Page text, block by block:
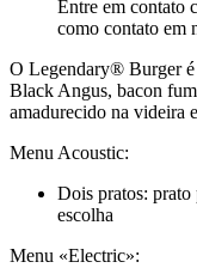
Entre em contato
como contato em
O Legendary® Burger
Black Angus, bacon
amadurecido na videira
Menu Acoustic:
Dois pratos: prato
escolha
Menu «Electric»: